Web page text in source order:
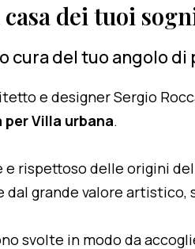
dei tuoi
cura del tuo angolo di
e designer Sergio
Villa urbana.
rispettoso delle origini
grande valore artistico,
svolte in modo da